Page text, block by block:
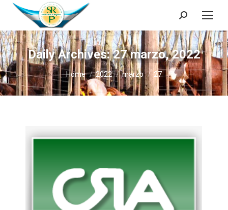
Search:
Daily Archives:27 marzo, 2022
You are here:
Home 2022 marzo 27